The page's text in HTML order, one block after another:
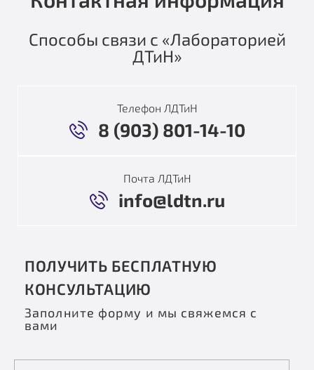
Способы связи с «Лабораторией
ДТиН»
Телефон ЛДТиН
8 (903) 801-14-10
Почта ЛДТиН
info@ldtn.ru
ПОЛУЧИТЬ БЕСПЛАТНУЮ
КОНСУЛЬТАЦИЮ
Заполните форму и мы свяжемся с
вами